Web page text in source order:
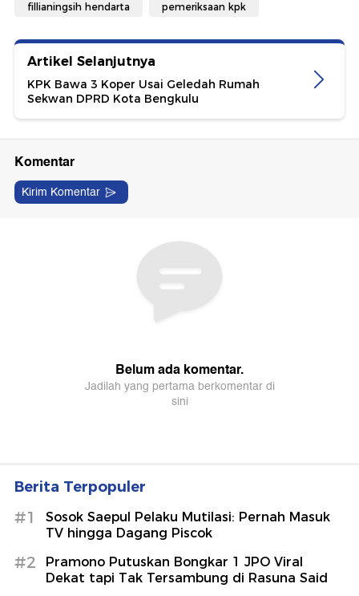
fillianingsih hendarta pemeriksaan kpk
Artikel Selanjutnya
KPK Bawa 3 Koper Usai Geledah Rumah
Sekwan DPRD Kota Bengkulu
Berita Terpopuler
#1
Sosok Saepul Pelaku Mutilasi: Pernah Masuk
TV hingga Dagang Piscok
#2
Pramono Putuskan Bongkar 1 JPO Viral
Dekat tapi Tak Tersambung di Rasuna Said